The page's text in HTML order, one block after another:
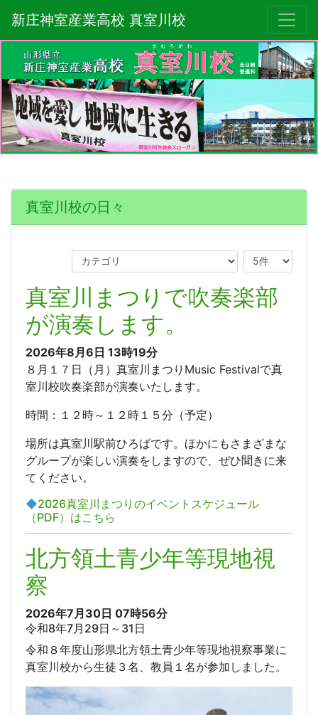
新庄神室産業高校 真室川校
真室川校の日々
真室川まつりで吹奏楽部
が演奏します。
2026年8月6日 13時19分
８月１７日（月）真室川まつりMusic Festivalで真
室川校吹奏楽部が演奏いたします。
時間：１２時～１２時１５分（予定）
場所は真室川駅前ひろばです。ほかにもさまざまな
グループが楽しい演奏をしますので、ぜひ聞きに来
てください。
◆2026真室川まつりのイベントスケジュール
（PDF）はこちら
北方領土青少年等現地視
察
2026年7月30日 07時56分
令和8年7月29日～31日
令和８年度山形県北方領土青少年等現地視察事業に
真室川校から生徒３名、教員１名が参加しました。